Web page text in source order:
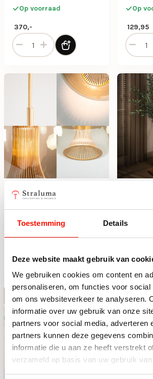
Toestemming Details
Deze website maakt gebruik van
We gebruiken cookies om content en
personaliseren, om functies voor social
om ons websiteverkeer te analyseren.
informatie over uw gebruik van onze
partners voor social media, adverteren
partners kunnen deze gegevens
informatie die u aan ze heeft verstrekt
verzameld op basis van uw gebruik
beige
Op voorraad
370,-
Genua vloerlamp met glazen kap in
Op
129,95
Glazen hanglamp
zand/amber
Op voorraad
185,- 59,95